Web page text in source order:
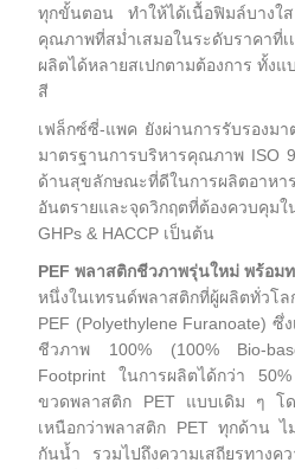
ทุกขั้นตอน ทำให้ได้เนื้อฟิมล์บาง
คุณภาพที่สม่ำเสมอในระดับราคา
ผลิตได้หลายสเปกตามต้องการ ทั้ง
สี
เฟล็กซ์ซี่-แพค ยังผ่านการรับรองม
มาตรฐานการบริหารคุณภาพ ISO
ด้านสุขลักษณะที่ดีในการผลิตอาหา
อันตรายและจุดวิกฤตที่ต้องควบคุมใ
GHPs & HACCP เป็นต้น
PEF พลาสติกชีวภาพรุ่นใหม่ พร้อม
หนึ่งในเทรนด์พลาสติกที่ผู้ผลิตทั่วโล
PEF (Polyethylene Furanoate)
ชีวภาพ 100% (100% Bio-
Footprint ในการผลิตได้กว่า 50%
ขวดพลาสติก PET แบบเดิม ๆ โ
เหนือกว่าพลาสติก PET ทุกด้าน ไ
กันน้ำ รวมไปถึงความเสถียรทางค